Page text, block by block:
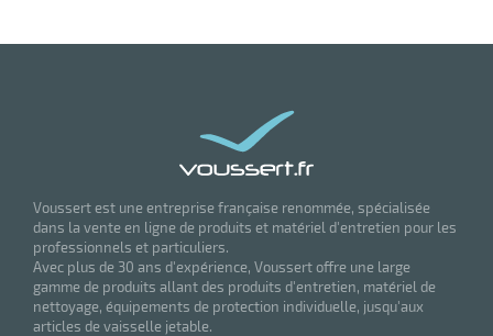
Voussert est une entreprise française renommée, spécialisée
dans la vente en ligne de produits et matériel d'entretien pour les
professionnels et particuliers.
Avec plus de 30 ans d'expérience, Voussert offre une large
gamme de produits allant des produits d'entretien, matériel de
nettoyage, équipements de protection individuelle, jusqu'aux
articles de vaisselle jetable.